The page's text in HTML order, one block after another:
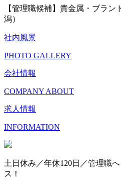
【管理職候補】貴金属・ブラ
潟）
社内風景
PHOTO GALLERY
会社情報
COMPANY ABOUT
求人情報
INFORMATION
土日休み／年休120日／管理職
ス！